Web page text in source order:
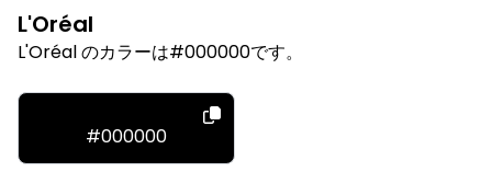
L'Oréal
L'Oréal のカラーは#000000です。
#000000